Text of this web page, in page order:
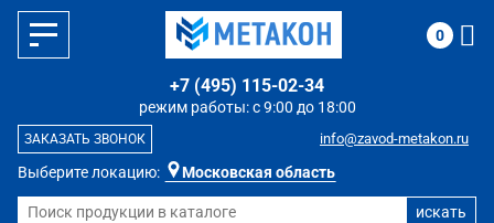
Выберите локацию: Московская область
режим работы: с 9:00 до 18:00
+7 (495) 115-02-34
info@zavod-metakon.ru
ЗАКАЗАТЬ ЗВОНОК
0